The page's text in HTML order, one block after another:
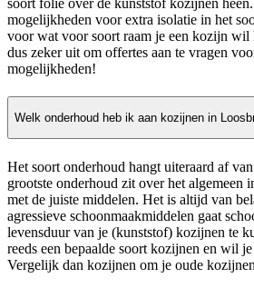
mogelijkheden voor extra isolatie in het
voor wat voor soort raam je een kozijn wil
dus zeker uit om offertes aan te vragen
mogelijkheden!
Welk onderhoud heb ik aan kozijnen in
Het soort onderhoud hangt uiteraard af
grootste onderhoud zit over het algemeen
met de juiste middelen. Het is altijd van
agressieve schoonmaakmiddelen gaat
levensduur van je (kunststof) kozijnen te
reeds een bepaalde soort kozijnen en wil
Vergelijk dan kozijnen om je oude